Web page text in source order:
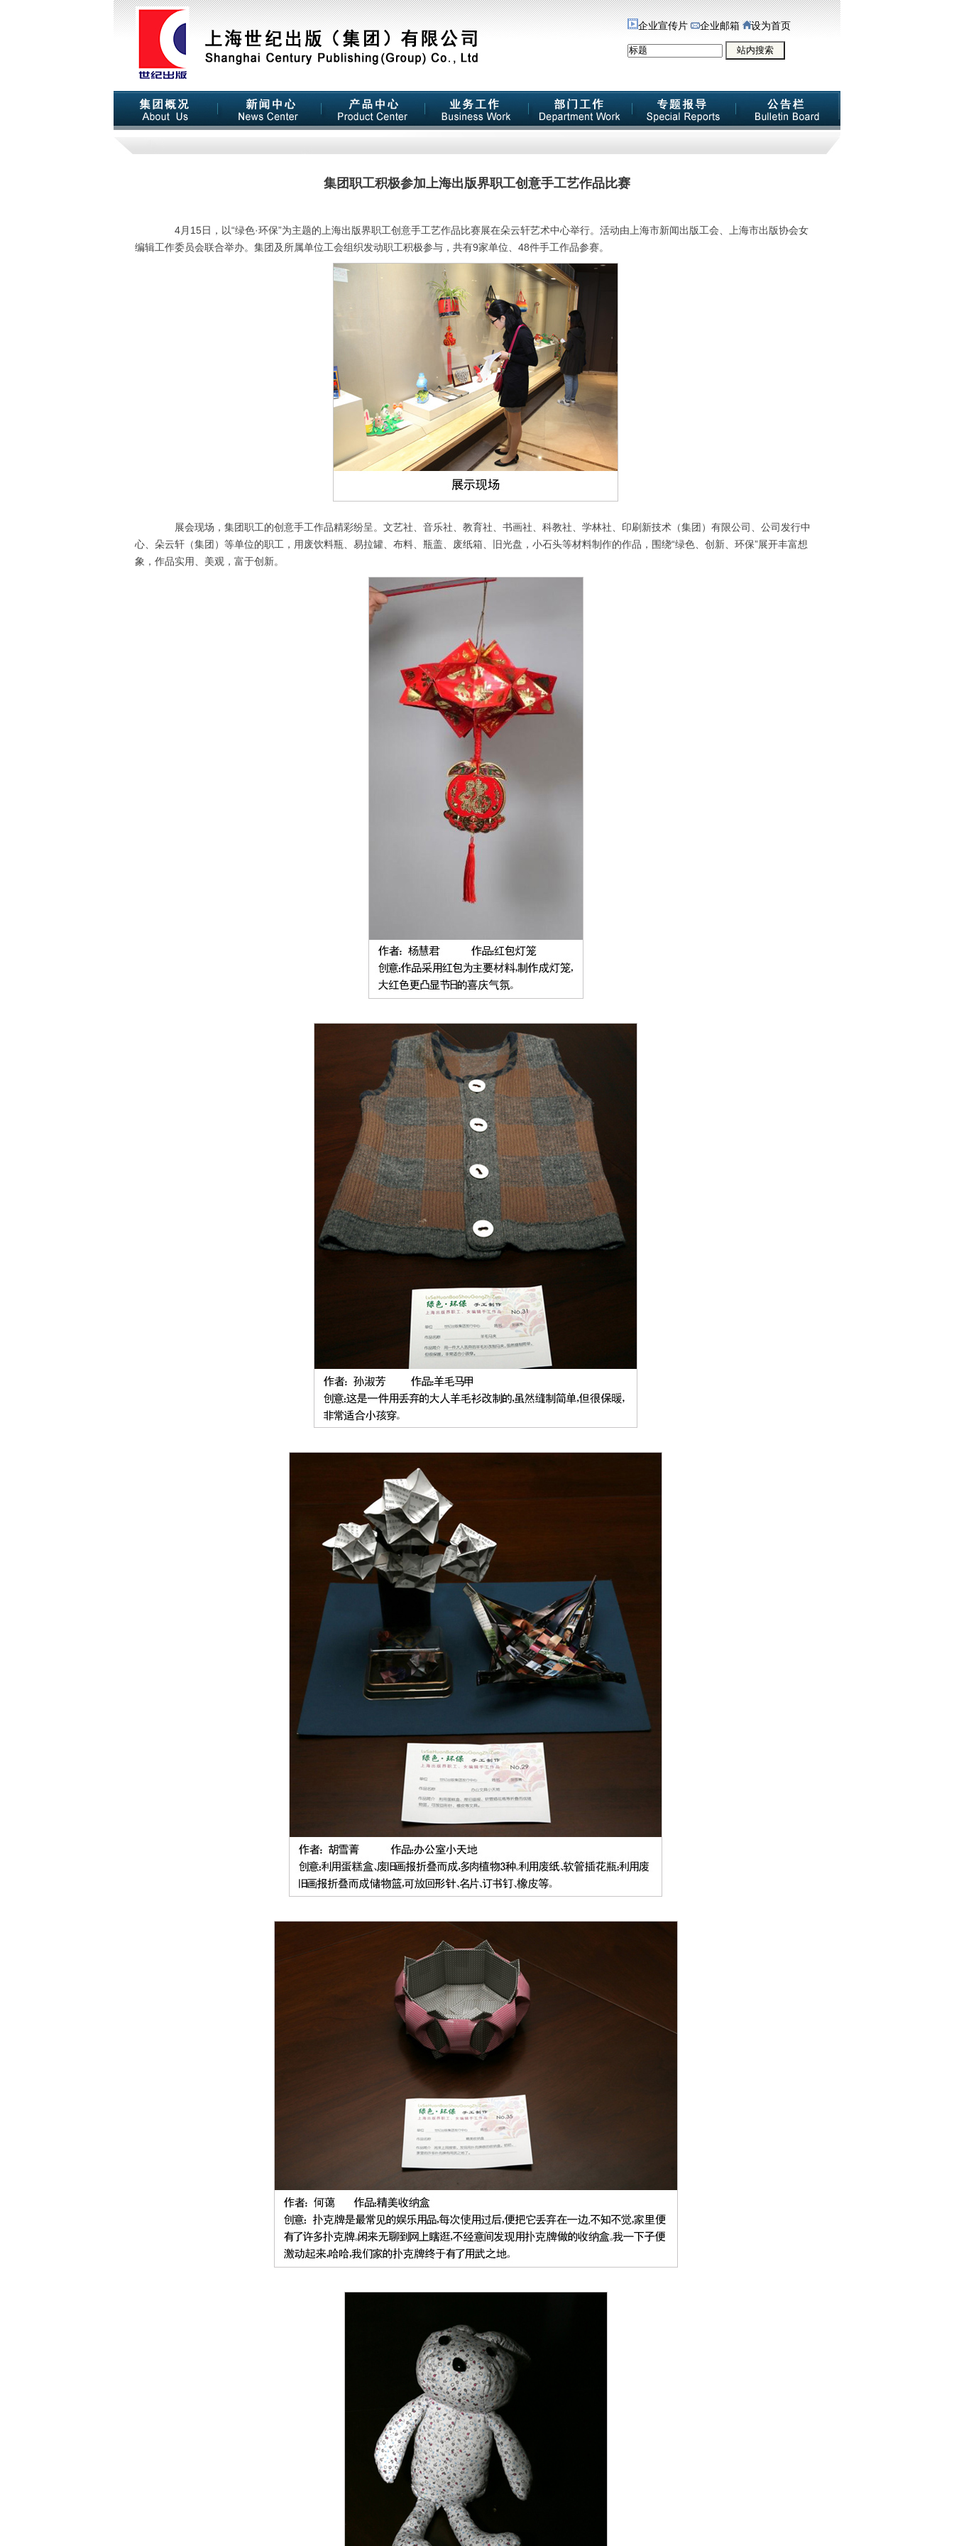
企业宣传片 企业邮箱 设为首页
集团职工积极参加上海出版界职工创意手工艺作品比赛
4月15日，以“绿色·环保”为主题的上海出版界职工创意手工艺作品比赛展在朵云轩艺术中心举行。活动由上海市新闻出版工会、上海市出版协会女
编辑工作委员会联合举办。集团及所属单位工会组织发动职工积极参与，共有9家单位、48件手工作品参赛。
展会现场，集团职工的创意手工作品精彩纷呈。文艺社、音乐社、教育社、书画社、科教社、学林社、印刷新技术（集团）有限公司、公司发行中
心、朵云轩（集团）等单位的职工，用废饮料瓶、易拉罐、布料、瓶盖、废纸箱、旧光盘，小石头等材料制作的作品，围绕“绿色、创新、环保”展开丰富想
象，作品实用、美观，富于创新。